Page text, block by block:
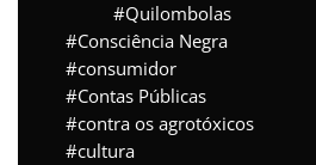
Quilombolas
Consciência Negra
consumidor
Contas Públicas
contra os agrotóxicos
cultura